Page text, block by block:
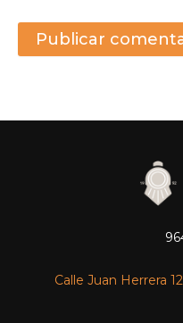
Calle Juan Herrera